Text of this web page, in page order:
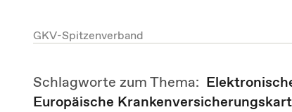
GKV-Spitzenverband
Schlagworte zum Thema:
Europäische